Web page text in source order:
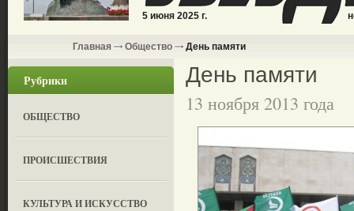
5 июня 2025 г.
Главная Общество День памяти
Рубрики
ОБЩЕСТВО
ПРОИСШЕСТВИЯ
КУЛЬТУРА И ИСКУССТВО
День памяти
13 ноября 2013 года